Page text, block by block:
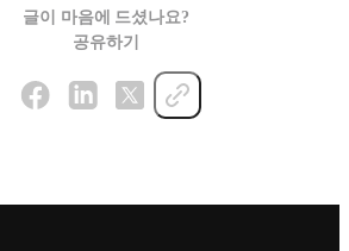
글이 마음에 드셨나요?
공유하기